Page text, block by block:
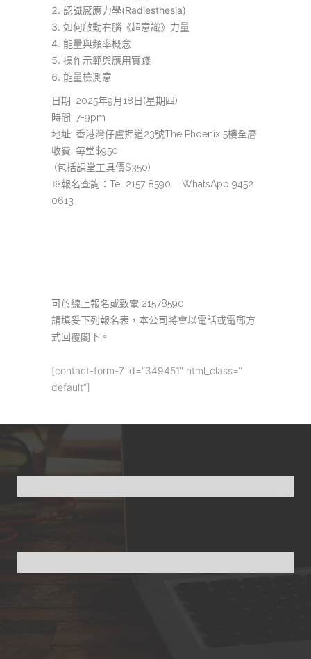
認識感應力學(Radiesthesia)
如何啟動右腦《超意識》力量
能量與頻率概念
操作示範與應用實踐
能量檢測意
日期: 2025年9月18日(星期四)
時間: 7-9pm
地址: 香港灣仔盧押道23號The Phoenix 5樓全層
收費: 每堂$950
(包括課堂工具價$350)
※報名查詢：Tel 2157 8590
WhatsApp 9452
0613
可於線上報名或致電 21578590
請填妥下列報名表，本公司將會以電話或電郵方
式回覆閣下。
[contact-form-7 id=”349451″ html_class=”
default”]